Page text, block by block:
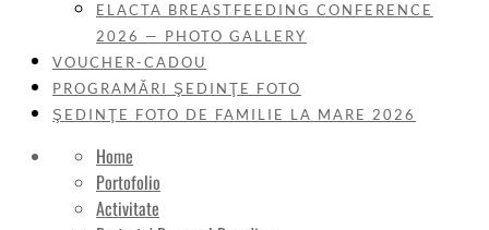
ELACTA BREASTFEEDING CONFERENCE
2026 — PHOTO GALLERY
VOUCHER-CADOU
PROGRAMĂRI ŞEDINŢE FOTO
ŞEDINŢE FOTO DE FAMILIE LA MARE 2026
Home
Portofolio
Activitate